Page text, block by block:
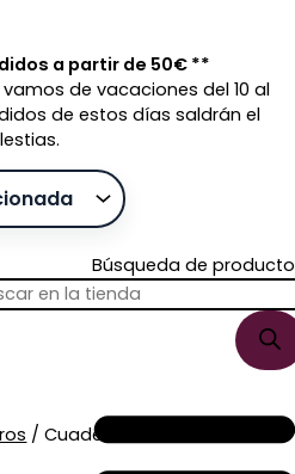
a partir de 50€ **
de vacaciones del 10 al
de estos días saldrán el
Búsqueda de
/ Cuaderno De Lecturas